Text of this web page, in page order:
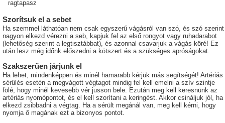
ragtapasz
Szorítsuk el a sebet
Ha szemmel láthatóan nem csak egyszerű vágásról van szó, és szó szerint
nagyon elkezd vérezni a seb, kapjuk fel az első rongyot vagy ruhadarabot
(lehetőség szerint a legtisztábbat), és azonnal csavarjuk a vágás köré! Ez
után lesz még időnk előszedni a kötszert és a szükséges apróságokat.
Szakszerűen járjunk el
Ha lehet, mindenképpen és minél hamarabb kérjük más segítségét! Artériás
sérülés esetén a megvágott végtagot mindig fel kell emelni a szív szintje
fölé, hogy minél kevesebb vér jusson bele. Ezután meg kell keresnünk az
artériás nyomópontot, és el kell szorítani a keringést. Akkor csináljuk jól, ha
elkezd zsibbadni a végtag. Ha a sérült megánál van, meg kell kérni, hogy
nyomja ő magának ezt a bizonyos pontot.